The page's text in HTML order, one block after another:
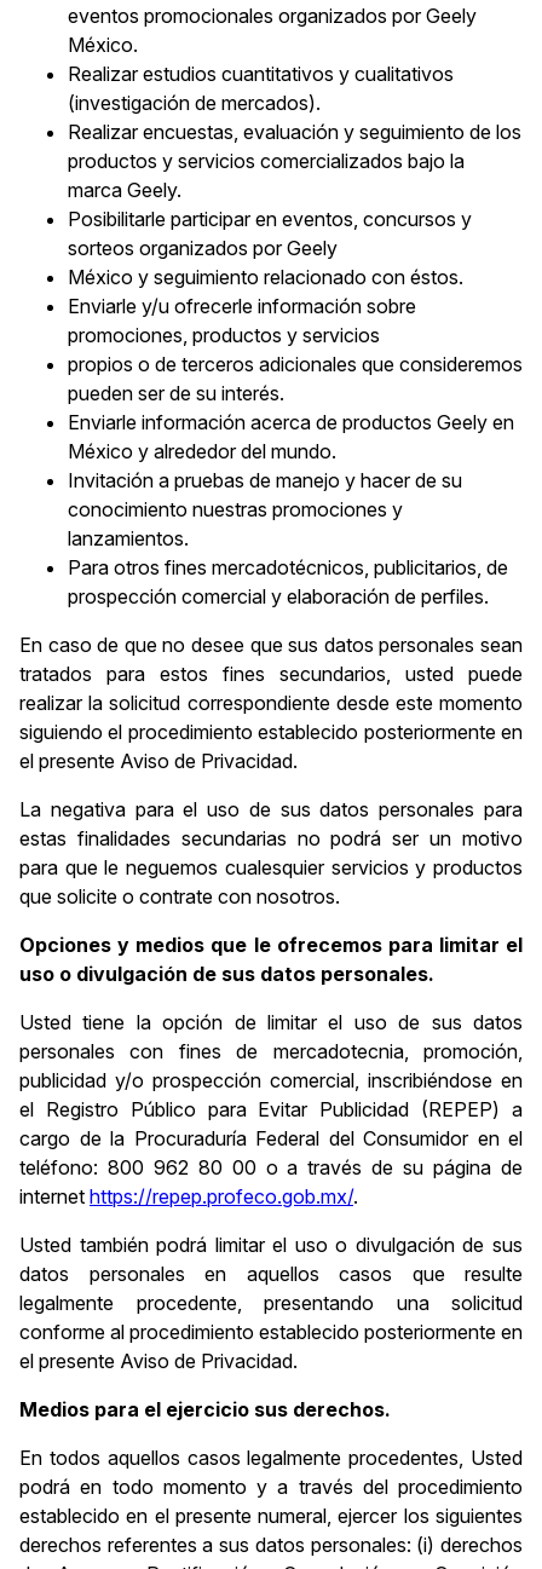
eventos promocionales organizados por Geely
México.
Realizar estudios cuantitativos y cualitativos
(investigación de mercados).
Realizar encuestas, evaluación y seguimiento de los
productos y servicios comercializados bajo la
marca Geely.
Posibilitarle participar en eventos, concursos y
sorteos organizados por Geely
México y seguimiento relacionado con éstos.
Enviarle y/u ofrecerle información sobre
promociones, productos y servicios
propios o de terceros adicionales que consideremos
pueden ser de su interés.
Enviarle información acerca de productos Geely en
México y alrededor del mundo.
Invitación a pruebas de manejo y hacer de su
conocimiento nuestras promociones y
lanzamientos.
Para otros fines mercadotécnicos, publicitarios, de
prospección comercial y elaboración de perfiles.
En caso de que no desee que sus datos personales sean
tratados para estos fines secundarios, usted puede
realizar la solicitud correspondiente desde este momento
siguiendo el procedimiento establecido posteriormente en
el presente Aviso de Privacidad.
La negativa para el uso de sus datos personales para
estas finalidades secundarias no podrá ser un motivo
para que le neguemos cualesquier servicios y productos
que solicite o contrate con nosotros.
Opciones y medios que le ofrecemos para limitar el
uso o divulgación de sus datos personales.
Usted tiene la opción de limitar el uso de sus datos
personales con fines de mercadotecnia, promoción,
publicidad y/o prospección comercial, inscribiéndose en
el Registro Público para Evitar Publicidad (REPEP) a
cargo de la Procuraduría Federal del Consumidor en el
teléfono: 800 962 80 00 o a través de su página de
internet https://repep.profeco.gob.mx/.
Usted también podrá limitar el uso o divulgación de sus
datos personales en aquellos casos que resulte
legalmente procedente, presentando una solicitud
conforme al procedimiento establecido posteriormente en
el presente Aviso de Privacidad.
Medios para el ejercicio sus derechos.
En todos aquellos casos legalmente procedentes, Usted
podrá en todo momento y a través del procedimiento
establecido en el presente numeral, ejercer los siguientes
derechos referentes a sus datos personales: (i) derechos